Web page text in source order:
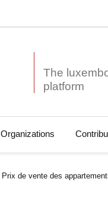
The
Organizations
Prix de vente des